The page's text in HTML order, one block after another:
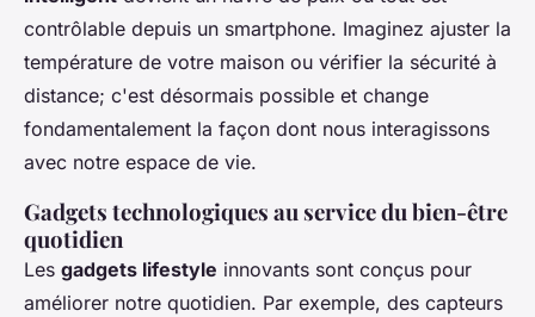
contrôlable depuis un smartphone. Imaginez ajuster la
température de votre maison ou vérifier la sécurité à
distance; c'est désormais possible et change
fondamentalement la façon dont nous interagissons
avec notre espace de vie.
Gadgets technologiques au service du bien-être
quotidien
Les gadgets lifestyle innovants sont conçus pour
améliorer notre quotidien. Par exemple, des capteurs